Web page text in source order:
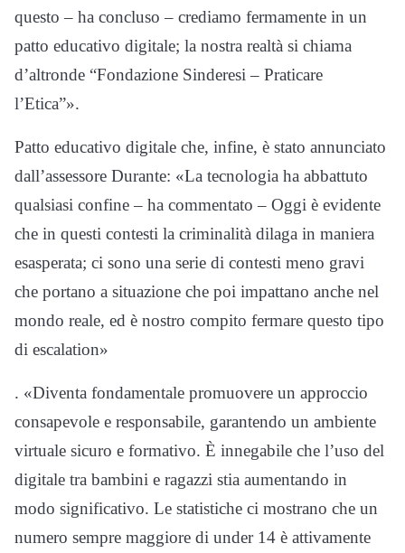
questo – ha concluso – crediamo fermamente in un
patto educativo digitale; la nostra realtà si chiama
d’altronde “Fondazione Sinderesi – Praticare
l’Etica”».
Patto educativo digitale che, infine, è stato annunciato
dall’assessore Durante: «La tecnologia ha abbattuto
qualsiasi confine – ha commentato – Oggi è evidente
che in questi contesti la criminalità dilaga in maniera
esasperata; ci sono una serie di contesti meno gravi
che portano a situazione che poi impattano anche nel
mondo reale, ed è nostro compito fermare questo tipo
di escalation»
. «Diventa fondamentale promuovere un approccio
consapevole e responsabile, garantendo un ambiente
virtuale sicuro e formativo. È innegabile che l’uso del
digitale tra bambini e ragazzi stia aumentando in
modo significativo. Le statistiche ci mostrano che un
numero sempre maggiore di under 14 è attivamente